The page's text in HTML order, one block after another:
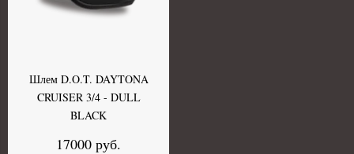
Шлем D.O.T. DAYTONA
CRUISER 3/4 - DULL
BLACK
17000 руб.